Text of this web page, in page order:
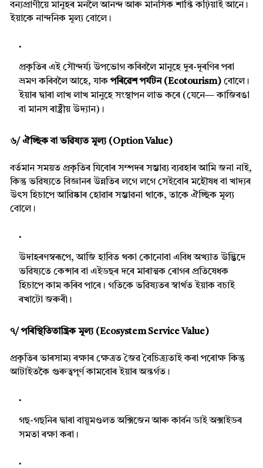
বন্যপ্ৰাণীয়ে মানুহৰ মনলৈ আনন্দ আৰু মানসিক শান্তি কঢ়িয়াই আনে।
ইয়াকে নান্দনিক মূল্য বোলে।
প্ৰকৃতিৰ এই সৌন্দৰ্য্য উপভোগ কৰিবলৈ মানুহে দুৰ-দূৰণিৰ পৰা
ভ্ৰমণ কৰিবলৈ আহে, যাকপৰিৱেশ পৰ্যটন (Ecotourism) বোলে।
ইয়াৰ দ্বাৰা লাখ লাখ মানুহে সংস্থাপন লাভ কৰে (যেনে— কাজিৰঙা
বা মানস ৰাষ্ট্ৰীয় উদ্যান)।
৬/ ঐচ্ছিক বা ভৱিষ্যত মূল্য (Option Value)
বৰ্তমান সময়ত প্ৰকৃতিৰ যিবোৰ সম্পদৰ সম্ভাৱ্য ব্যৱহাৰ আমি জনা নাই,
কিন্তু ভৱিষ্যতে বিজ্ঞানৰ উন্নতিৰ লগে লগে সেইবোৰ মহৌষধ বা খাদ্যৰ
উৎস হিচাপে আৱিষ্কাৰ হোৱাৰ সম্ভাৱনা থাকে, তাকে ঐচ্ছিক মূল্য
বোলে।
উদাহৰণস্বৰূপে, আজি হাবিত থকা কোনোবা এবিধ অখ্যাত উদ্ভিদে
ভৱিষ্যতে কেন্সাৰ বা এইডছৰ দৰে মাৰাত্মক ৰোগৰ প্ৰতিষেধক
হিচাপে কাম কৰিব পাৰে। গতিকে ভৱিষ্যতৰ স্বাৰ্থত ইয়াক বচাই
ৰখাটো জৰুৰী।
৭/ পৰিস্থিতিতান্ত্ৰিক মূল্য (Ecosystem Service Value)
প্ৰকৃতিৰ ভাৰসাম্য ৰক্ষাৰ ক্ষেত্ৰত জৈৱ বৈচিত্ৰ্যতাই কৰা পৰোক্ষ কিন্তু
আটাইতকৈ গুৰুত্বপূৰ্ণ কামবোৰ ইয়াৰ অন্তৰ্গত।
গছ-গছনিৰ দ্বাৰা বায়ুমণ্ডলত অক্সিজেন আৰু কাৰ্বন ডাই অক্সাইডৰ
সমতা ৰক্ষা কৰা।